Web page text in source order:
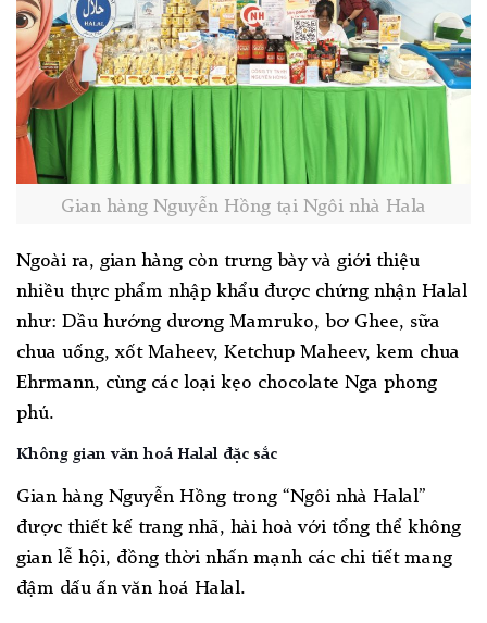
Gian hàng Nguyễn Hồng tại Ngôi nhà Hala
Ngoài ra, gian hàng còn trưng bày và giới thiệu
nhiều thực phẩm nhập khẩu được chứng nhận Halal
như: Dầu hướng dương Mamruko, bơ Ghee, sữa
chua uống, xốt Maheev, Ketchup Maheev, kem chua
Ehrmann, cùng các loại kẹo chocolate Nga phong
phú.
Không gian văn hoá Halal đặc sắc
Gian hàng Nguyễn Hồng trong “Ngôi nhà Halal”
được thiết kế trang nhã, hài hoà với tổng thể không
gian lễ hội, đồng thời nhấn mạnh các chi tiết mang
đậm dấu ấn văn hoá Halal.